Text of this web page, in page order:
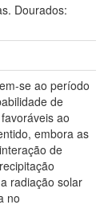
Dourados:
se ao período
de
ao
embora as
de
radiação solar
no